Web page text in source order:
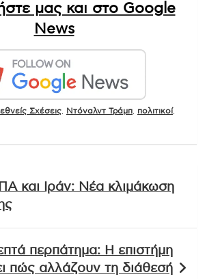
μας και στο Google
News
Σχέσεις Ντόναλντ Τράμπ πολιτικοί,
και Ιράν: Νέα κλιμάκωση
περπάτημα: Η επιστήμη
πώς αλλάζουν τη διάθεσή